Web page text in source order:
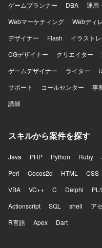
ゲームプランナー
DBA 運用
Webマーケティング
Webディ
デザイナー
Flash イラスト
CGデザイナー
クリエイター
ゲームデザイナー
ライター
サポート
コールセンター 事
講師
スキルから案件を探す
Java PHP Python Ruby
Perl
Cocos2d HTML CSS
VBA
VC++ C Delphi PL/
Actionscript
SQL shell ア
R言語
Apex Dart